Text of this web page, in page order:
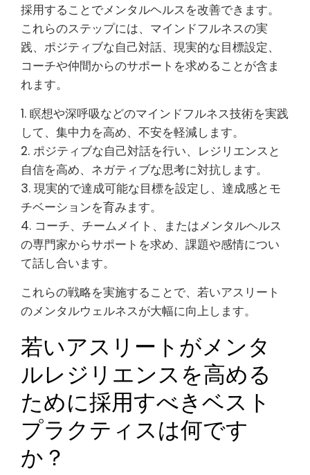
採用することでメンタルヘルスを改善できます。
これらのステップには、マインドフルネスの実
践、ポジティブな自己対話、現実的な目標設定、
コーチや仲間からのサポートを求めることが含ま
れます。
1. 瞑想や深呼吸などのマインドフルネス技術を実践
して、集中力を高め、不安を軽減します。
2. ポジティブな自己対話を行い、レジリエンスと
自信を高め、ネガティブな思考に対抗します。
3. 現実的で達成可能な目標を設定し、達成感とモ
チベーションを育みます。
4. コーチ、チームメイト、またはメンタルヘルス
の専門家からサポートを求め、課題や感情につい
て話し合います。
これらの戦略を実施することで、若いアスリート
のメンタルウェルネスが大幅に向上します。
若いアスリートがメンタ
ルレジリエンスを高める
ために採用すべきベスト
プラクティスは何です
か？